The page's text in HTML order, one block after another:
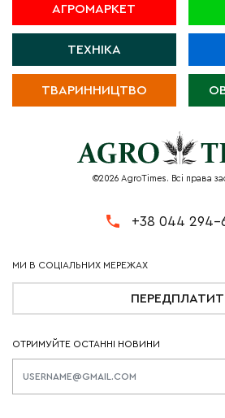
АГРОМАРКЕТ
ТЕХНІКА
ТВАРИННИЦТВО
©2026 AgroTimes. Всі права
+38 044 294-
ОТРИМУЙТЕ ОСТАННІ НОВИНИ